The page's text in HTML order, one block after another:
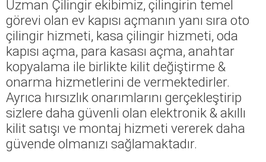
Uzman Çilingir ekibimiz, çilingirin temel
görevi olan ev kapısı açmanın yanı sıra oto
çilingir hizmeti, kasa çilingir hizmeti, oda
kapısı açma, para kasası açma, anahtar
kopyalama ile birlikte kilit değiştirme &
onarma hizmetlerini de vermektedirler.
Ayrıca hırsızlık onarımlarını gerçekleştirip
sizlere daha güvenli olan elektronik & akıllı
kilit satışı ve montaj hizmeti vererek daha
güvende olmanızı sağlamaktadır.